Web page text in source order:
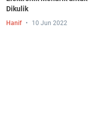
Dikulik
Hanif 10 Jun 2022